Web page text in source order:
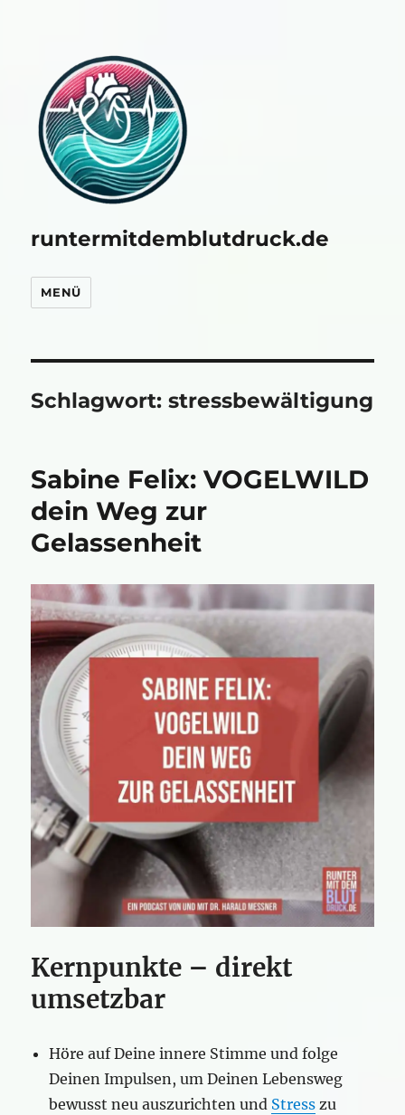
runtermitdemblutdruck.de
MENÜ
Schlagwort:stressbewältigung
Sabine Felix: VOGELWILD
dein Weg zur
Gelassenheit
Kernpunkte – direkt
umsetzbar
Höre auf Deine innere Stimme und folge
Deinen Impulsen, um Deinen Lebensweg
bewusst neu auszurichten und Stress zu